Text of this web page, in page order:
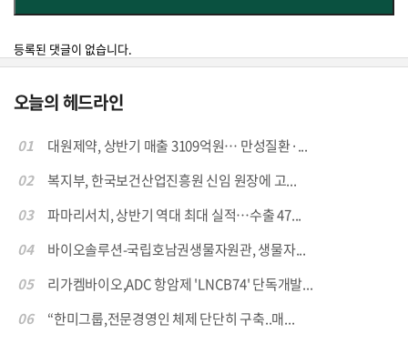
등록된 댓글이 없습니다.
오늘의 헤드라인
01
대원제약, 상반기 매출 3109억원… 만성질환·...
02
복지부, 한국보건산업진흥원 신임 원장에 고...
03
파마리서치, 상반기 역대 최대 실적…수출 47...
04
바이오솔루션-국립호남권생물자원관, 생물자...
05
리가켐바이오,ADC 항암제 'LNCB74' 단독개발...
06
“한미그룹,전문경영인 체제 단단히 구축..매...